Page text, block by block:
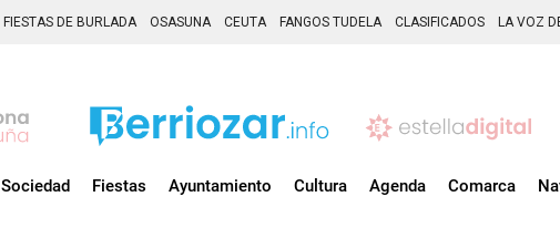
FIESTAS DE BURLADA OSASUNA CEUTA FANGOS TUDELA CLASIFICADOS LA VOZ
Sociedad Fiestas Ayuntamiento Cultura Agenda Comarca